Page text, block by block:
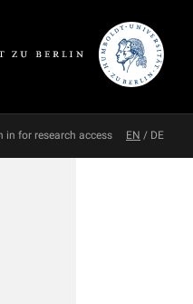
in for research access EN / DE